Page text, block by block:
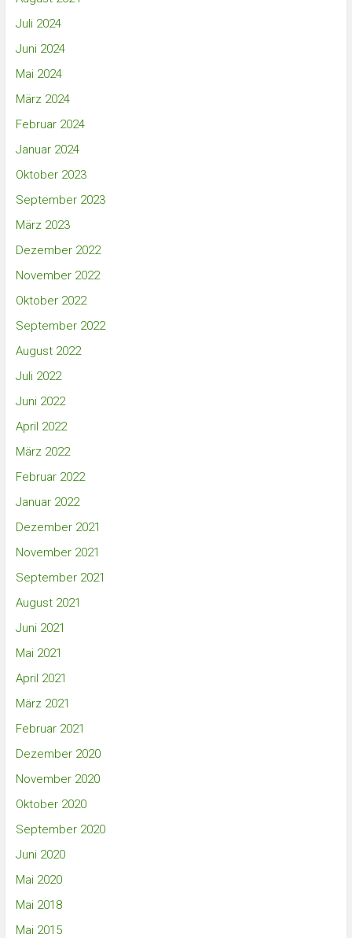
Juli 2024
Juni 2024
Mai 2024
März 2024
Februar 2024
Januar 2024
Oktober 2023
September 2023
März 2023
Dezember 2022
November 2022
Oktober 2022
September 2022
August 2022
Juli 2022
Juni 2022
April 2022
März 2022
Februar 2022
Januar 2022
Dezember 2021
November 2021
September 2021
August 2021
Juni 2021
Mai 2021
April 2021
März 2021
Februar 2021
Dezember 2020
November 2020
Oktober 2020
September 2020
Juni 2020
Mai 2020
Mai 2018
Mai 2015